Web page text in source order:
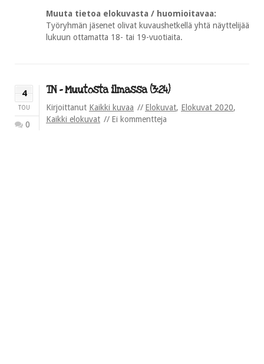
Muuta tietoa elokuvasta / huomioitavaa:
Työryhmän jäsenet olivat kuvaushetkellä yhtä näyttelijää
lukuun ottamatta 18- tai 19-vuotiaita.
4
TOU
0
TN – Muutosta ilmassa (3:24)
Kirjoittanut Kaikki kuvaa Elokuvat, Elokuvat 2020,
Kaikki elokuvat
Ei kommentteja